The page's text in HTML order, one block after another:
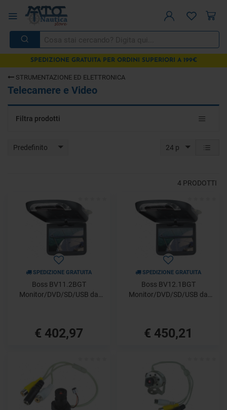
SPEDIZIONE GRATUITA PER ORDINI SUPERIORI A 199€
STRUMENTAZIONE ED ELETTRONICA
Telecamere e Video
Toggle
Filtra prodotti
Predefinito 24 p
4 PRODOTTI
SPEDIZIONE GRATUITA
Boss BV11.2BGT
Monitor/DVD/SD/USB da
€ 402,97
SPEDIZIONE GRATUITA
Boss BV12.1BGT
Monitor/DVD/SD/USB da
€ 450,21